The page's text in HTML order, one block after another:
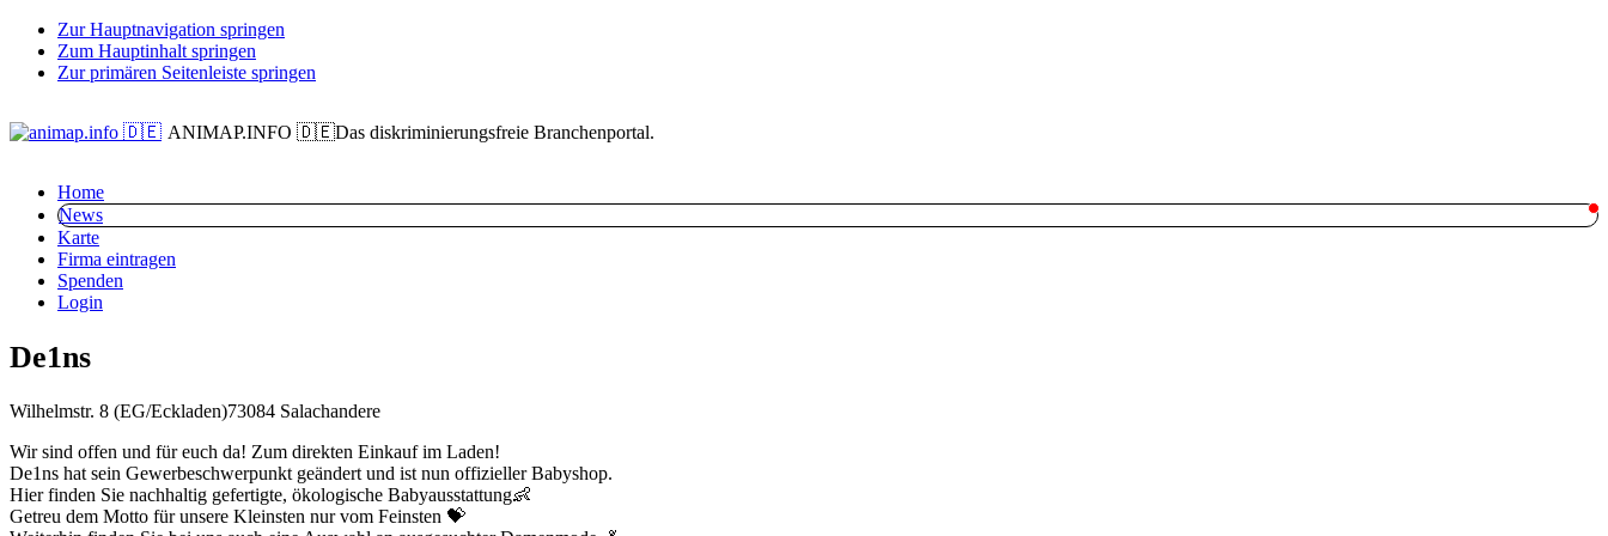
Zur Hauptnavigation springen
Zum Hauptinhalt springen
Zur primären Seitenleiste springen
ANIMAP.INFO 🇩🇪Das diskriminierungsfreie Branchenportal.
Home
News
Karte
Firma eintragen
Spenden
Login
De1ns
Wilhelmstr. 8 (EG/Eckladen)73084 Salachandere
Wir sind offen und für euch da! Zum direkten Einkauf im Laden!
De1ns hat sein Gewerbeschwerpunkt geändert und ist nun offizieller Babyshop.
Hier finden Sie nachhaltig gefertigte, ökologische Babyausstattung👶
Getreu dem Motto für unsere Kleinsten nur vom Feinsten 💝